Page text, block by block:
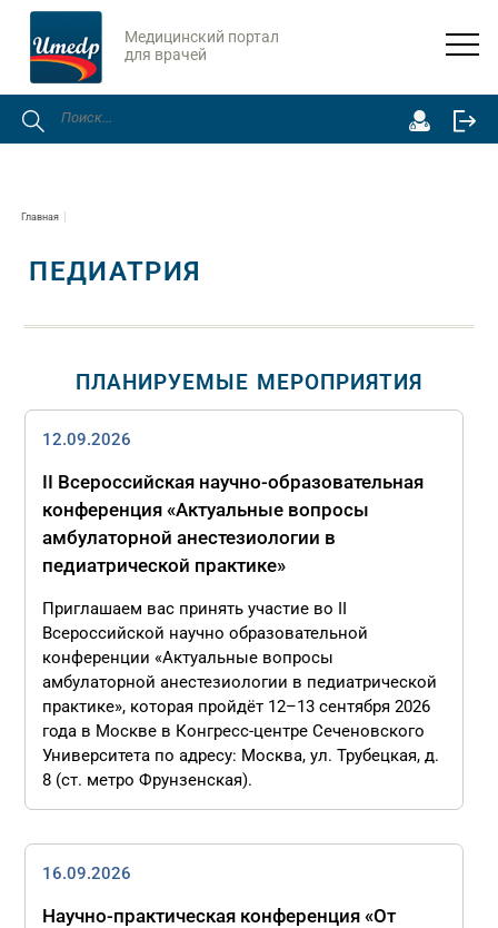
Медицинский портал
для врачей
Главная
ПЕДИАТРИЯ
ПЛАНИРУЕМЫЕ МЕРОПРИЯТИЯ
12.09.2026
II Всероссийская научно‑образовательная
конференция «Актуальные вопросы
амбулаторной анестезиологии в
педиатрической практике»
Приглашаем вас принять участие во II
Всероссийской научно образовательной
конференции «Актуальные вопросы
амбулаторной анестезиологии в педиатрической
практике», которая пройдёт 12–13 сентября 2026
года в Москве в Конгресс-центре Сеченовского
Университета по адресу: Москва, ул. Трубецкая, д.
8 (ст. метро Фрунзенская).
16.09.2026
Научно-практическая конференция «От